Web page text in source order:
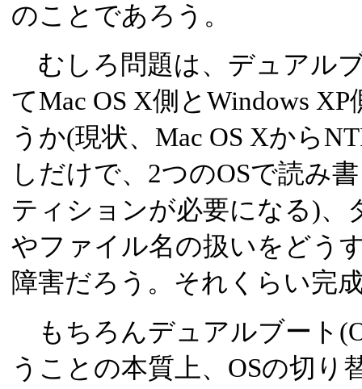
のことであろう。
むしろ問題は、デュアル
てMac OS X側とWindows
うか(現状、Mac OS Xから
しだけで、2つのOSで読み
ティションが必要になる)
やファイル名の扱いをどう
障害だろう。それくらい完
もちろんデュアルブート
うことの本質上、OSの切り